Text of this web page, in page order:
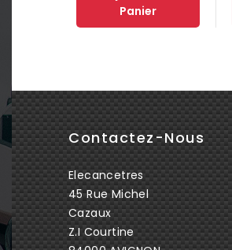
Panier
Contactez-Nous
Elecancetres
45 Rue Michel
Cazaux
Z.I Courtine